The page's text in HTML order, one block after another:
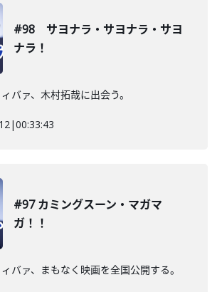
#98 サヨナラ・サヨナラ・サヨ
ナラ！
バァ、木村拓哉に出会う。
|00:33:43
#97 カミングスーン・マガマ
ガ！！
バァ、まもなく映画を全国公開する。